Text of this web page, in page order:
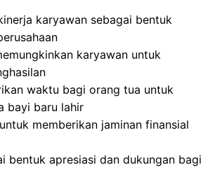
karyawan sebagai bentuk
karyawan untuk
waktu bagi orang tua untuk
bayi baru lahir
memberikan jaminan finansial
bentuk apresiasi dan dukungan bagi